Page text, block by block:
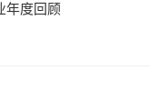
年度回顾